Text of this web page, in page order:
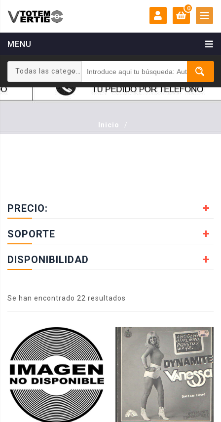
MENU
Todas las categorias
MI CUENTA:
Login
Registrarse
0
0 €
Inicio /
PRECIO:
SOPORTE
DISPONIBILIDAD
Se han encontrado 22 resultados